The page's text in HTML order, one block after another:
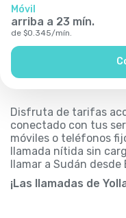
Móvil
arriba a 23 mín.
de $0.345/mín.
Disfruta de tarifas
conectado con tus
móviles o teléfonos
llamada nítida sin
llamar a Sudán desde
¡Las llamadas de